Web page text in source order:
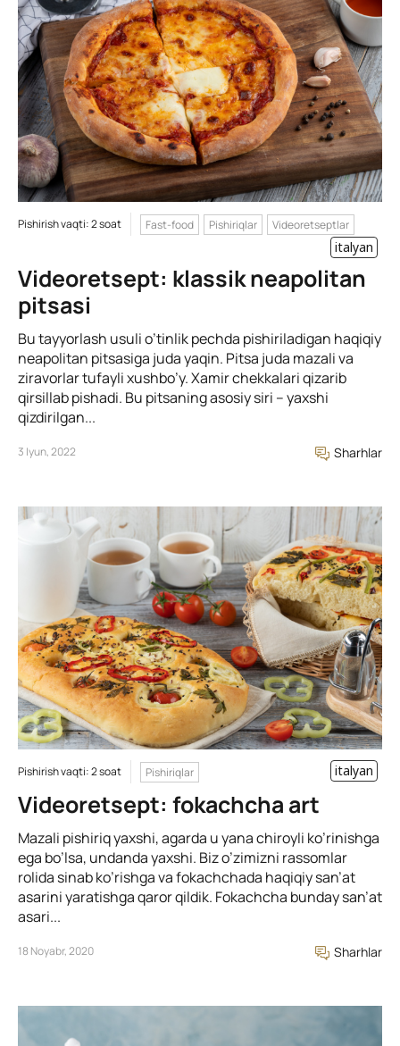
Pishirish vaqti: 2 soat Fast-food Pishiriqlar Videoretseptlar
italyan
Videoretsept: klassik neapolitan
pitsasi
Bu tayyorlash usuli o’tinlik pechda pishiriladigan haqiqiy
neapolitan pitsasiga juda yaqin. Pitsa juda mazali va
ziravorlar tufayli xushbo’y. Xamir chekkalari qizarib
qirsillab pishadi. Bu pitsaning asosiy siri – yaxshi
qizdirilgan...
3 Iyun, 2022 Sharhlar
Pishirish vaqti: 2 soat Pishiriqlar italyan
Videoretsept: fokachcha art
Mazali pishiriq yaxshi, agarda u yana chiroyli ko’rinishga
ega bo’lsa, undanda yaxshi. Biz o’zimizni rassomlar
rolida sinab ko’rishga va fokachchada haqiqiy san’at
asarini yaratishga qaror qildik. Fokachcha bunday san’at
asari...
18 Noyabr, 2020 Sharhlar